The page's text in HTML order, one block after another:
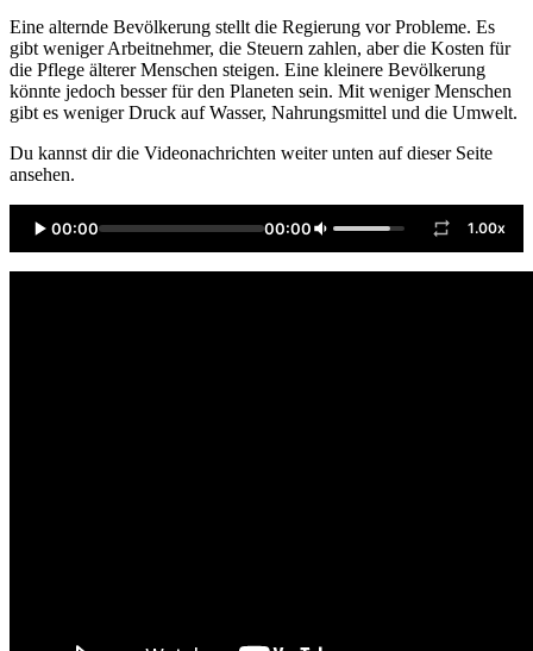
Eine alternde Bevölkerung stellt die Regierung vor Probleme. Es
gibt weniger Arbeitnehmer, die Steuern zahlen, aber die Kosten für
die Pflege älterer Menschen steigen. Eine kleinere Bevölkerung
könnte jedoch besser für den Planeten sein. Mit weniger Menschen
gibt es weniger Druck auf Wasser, Nahrungsmittel und die Umwelt.
Du kannst dir die Videonachrichten weiter unten auf dieser Seite
ansehen.
00:00 00:00 1.00x